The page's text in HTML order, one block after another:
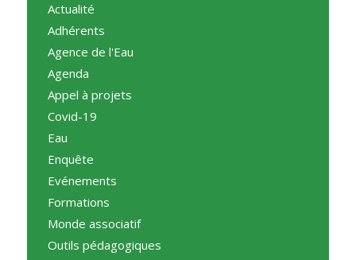
Actualité
Adhérents
Agence de l'Eau
Agenda
Appel à projets
Covid-19
Eau
Enquête
Evénements
Formations
Monde associatif
Outils pédagogiques